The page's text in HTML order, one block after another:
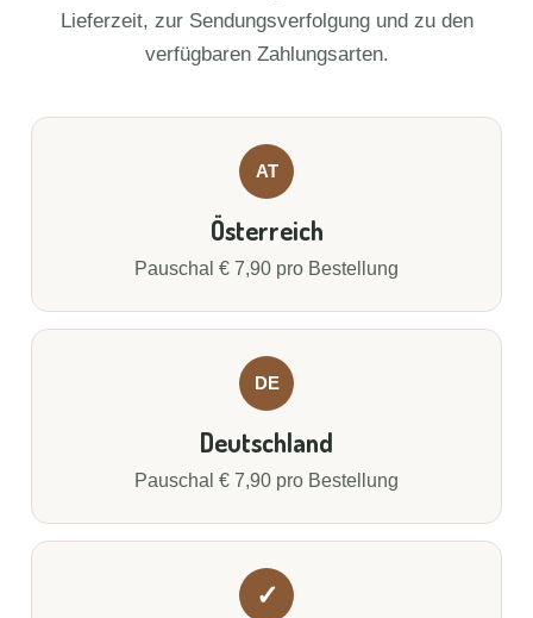
Lieferzeit, zur Sendungsverfolgung und zu den
verfügbaren Zahlungsarten.
AT
Österreich
Pauschal € 7,90 pro Bestellung
DE
Deutschland
Pauschal € 7,90 pro Bestellung
✓